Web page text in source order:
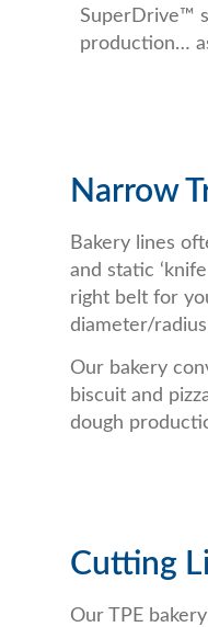
SuperDrive™
production…
Narrow
Bakery lines
and static
right belt for
diameter/
Our bakery
biscuit and
dough
Cutting
Our TPE